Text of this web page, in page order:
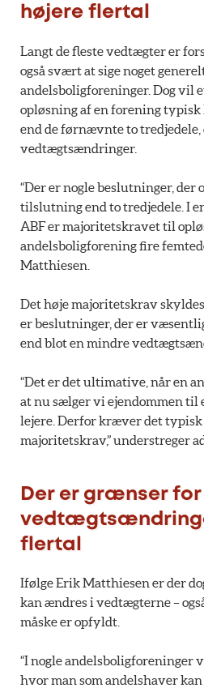
højere flertal
Langt de fleste vedtægter er
også svært at sige noget
andelsboligforeninger. Dog vil
opløsning af en forening
end de førnævnte to tredjedele,
vedtægtsændringer.
“Der er nogle beslutninger,
tilslutning end to tredjedele. I
ABF er majoritetskravet til
andelsboligforening fire
Matthiesen.
Det høje majoritetskrav
er beslutninger, der er
end blot en mindre
“Det er det ultimative, når en
at nu sælger vi ejendommen til
lejere. Derfor kræver det typisk
majoritetskrav,” understreger
Der er grænser for
flertal
Ifølge Erik Matthiesen er der
kan ændres i vedtægterne –
måske er opfyldt.
“I nogle
hvor man som andelshaver kan